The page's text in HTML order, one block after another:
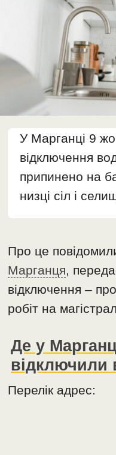
У Марганці 9
відключення
припинено на
низці сіл і
Про це
Марганця,
відключення –
робіт на
Де у
відключили
Перелік адрес: